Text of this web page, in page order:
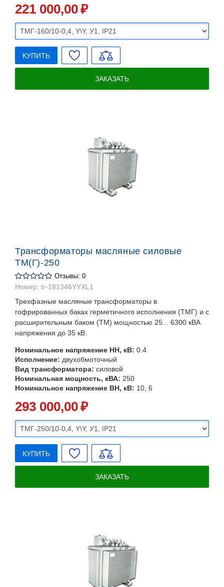
221 000,00₽
КУПИТЬ
ЗАКАЗАТЬ
Трансформаторы масляные силовые
ТМ(Г)-250
Отзывы: 0
Номер: tr-181346YYXL1
Трехфазные масляные трансформаторы в
гофрированных баках герметичного исполнения (ТМГ) и с
расширительным баком (ТМ) мощностью 25... 6300 кВА
напряжения до 35 кВ.
Номинальное напряжение НН, кВ: 0.4
Исполнение: двухобмоточный
Вид трансформатора: силовой
Номинальная мощность, кВА: 250
Номинальное напряжение ВН, кВ: 10, 6
293 000,00₽
КУПИТЬ
ЗАКАЗАТЬ